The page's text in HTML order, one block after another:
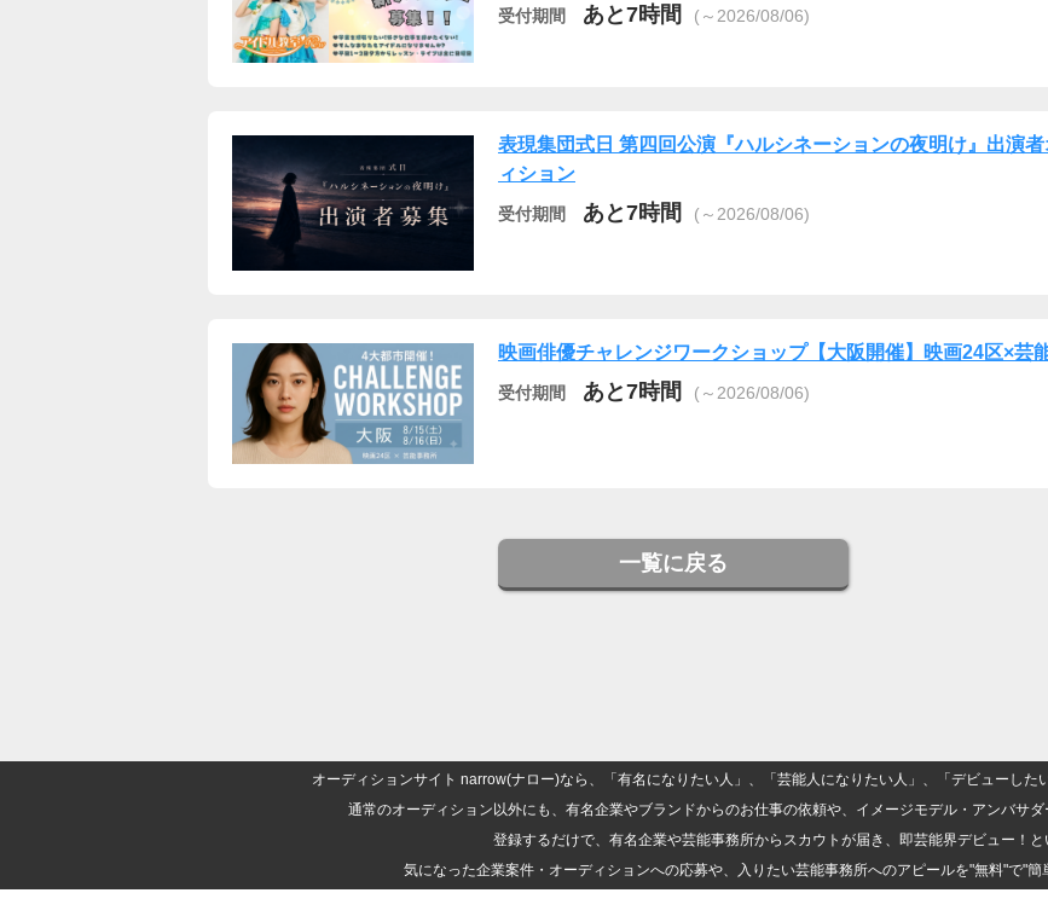
受付期間 あと7時間 (～2026/08/06)
表現集団式日 第四回公演『ハルシネーションの夜明け』出演
ィション
受付期間 あと7時間 (～2026/08/06)
映画俳優チャレンジワークショップ【大阪開催】映画24区×芸
受付期間 あと7時間 (～2026/08/06)
一覧に戻る
オーディションサイト narrow(ナロー)なら、「有名になりたい人」、「芸能人になりたい人」、「デビューした
通常のオーディション以外にも、有名企業やブランドからのお仕事の依頼や、イメージモデル・アンバサダ
登録するだけで、有名企業や芸能事務所からスカウトが届き、即芸能界デビュー！と
気になった企業案件・オーディションへの応募や、入りたい芸能事務所へのアピールを"無料"で"簡